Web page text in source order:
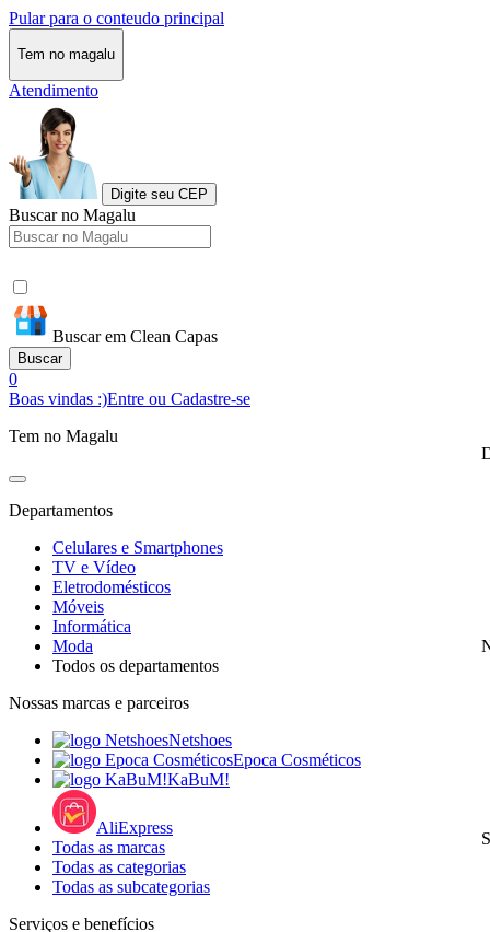
Pular para o conteudo principal
Tem no magalu
Atendimento
Digite seu CEP
Buscar no Magalu
Buscar em Clean Capas
Buscar
0
Boas vindas :)Entre ou Cadastre-se
Tem no Magalu
Departamentos
Celulares e Smartphones
TV e Vídeo
Eletrodomésticos
Móveis
Informática
Moda
Todos os departamentos
Nossas marcas e parceiros
Netshoes
Epoca Cosméticos
KaBuM!
AliExpress
Todas as marcas
Todas as categorias
Todas as subcategorias
Serviços e benefícios